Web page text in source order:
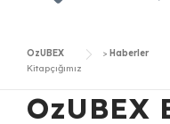
OzUBEX > Haberler
Kitapçığımız
OzUBEX